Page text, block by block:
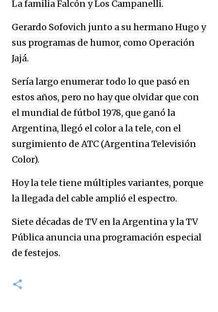
La familia Falcón y Los Campanelli.
Gerardo Sofovich junto a su hermano Hugo y
sus programas de humor, como Operación
Jajá.
Sería largo enumerar todo lo que pasó en
estos años, pero no hay que olvidar que con
el mundial de fútbol 1978, que ganó la
Argentina, llegó el color a la tele, con el
surgimiento de ATC (Argentina Televisión
Color).
Hoy la tele tiene múltiples variantes, porque
la llegada del cable amplió el espectro.
Siete décadas de TV en la Argentina y la TV
Pública anuncia una programación especial
de festejos.